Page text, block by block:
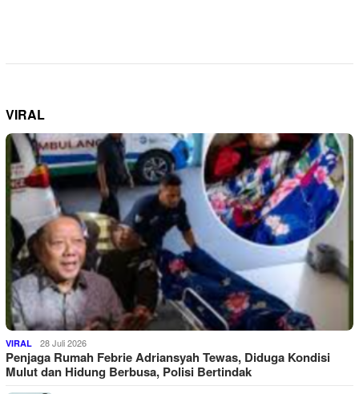
VIRAL
VIRAL 28 Juli 2026
Penjaga Rumah Febrie Adriansyah Tewas, Diduga Kondisi
Mulut dan Hidung Berbusa, Polisi Bertindak